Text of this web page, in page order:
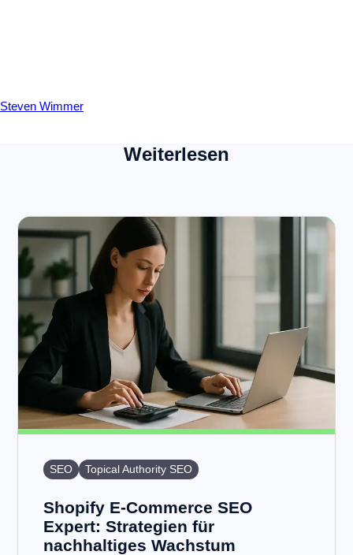
Steven Wimmer
Weiterlesen
SEO Topical Authority SEO
Shopify E-Commerce SEO
Expert: Strategien für
nachhaltiges Wachstum